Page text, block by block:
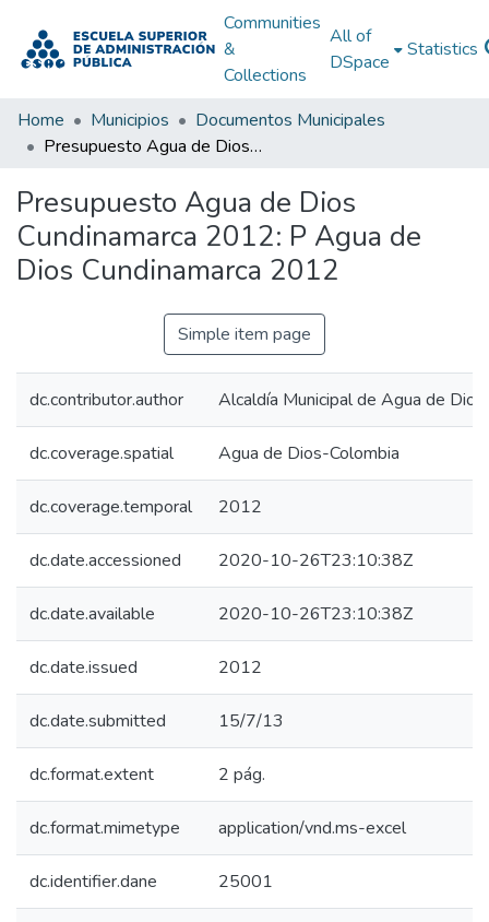
Communities
&
Collections
All of
DSpace
Statistics
Home Municipios
Documentos Municipales
Presupuesto Agua de Dios Cundinamarca 2012: P Agua de Dios Cundinamarca 2012
Presupuesto Agua de Dios
Cundinamarca 2012: P Agua de
Dios Cundinamarca 2012
Simple item page
dc.contributor.author Alcaldía Municipal de Agua de Dios
dc.coverage.spatial Agua de Dios-Colombia
dc.coverage.temporal 2012
dc.date.accessioned 2020-10-26T23:10:38Z
dc.date.available 2020-10-26T23:10:38Z
dc.date.issued 2012
dc.date.submitted 15/7/13
dc.format.extent 2 pág.
dc.format.mimetype application/vnd.ms-excel
dc.identifier.dane 25001